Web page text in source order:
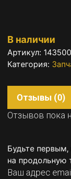
В наличии
Артикул:
Категория:
Отзывы (0)
Отзывов пока
Будьте первым,
на продольную
Ваш адрес